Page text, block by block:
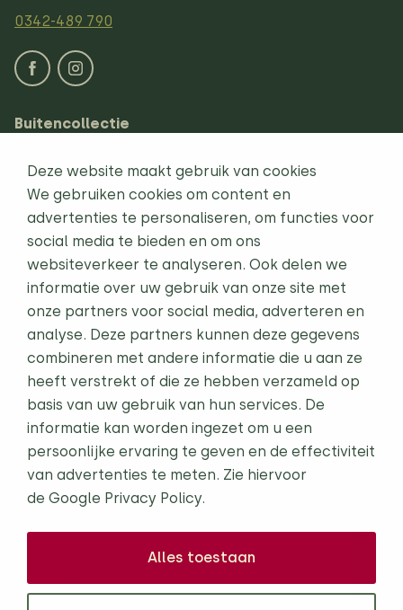
Deze website maakt gebruik van cookies
We gebruiken cookies om content en
advertenties te personaliseren, om functies voor
social media te bieden en om ons
websiteverkeer te analyseren. Ook delen we
informatie over uw gebruik van onze site met
onze partners voor social media, adverteren en
analyse. Deze partners kunnen deze gegevens
combineren met andere informatie die u aan ze
heeft verstrekt of die ze hebben verzameld op
basis van uw gebruik van hun services. De
informatie kan worden ingezet om u een
persoonlijke ervaring te geven en de effectiviteit
van advertenties te meten. Zie hiervoor
de Google Privacy Policy.
Alles toestaan
0342-489 790
Buitencollectie
Tuinsets
Life-Steel Buitenkeukens
Tuinverlichting
Onze diensten
Projecten
Direct naar
Contact
Showroom
Gratis inspiratiegids
Inspiratie nodig voor jouw terras? Download onze
digitale brochure en ontdek de mogelijkheden
voor jouw terras.
Praktische tips en sfeerbeelden
"Wij helpen je graag om 4 seizoenen lang te
genieten van het buitenleven."